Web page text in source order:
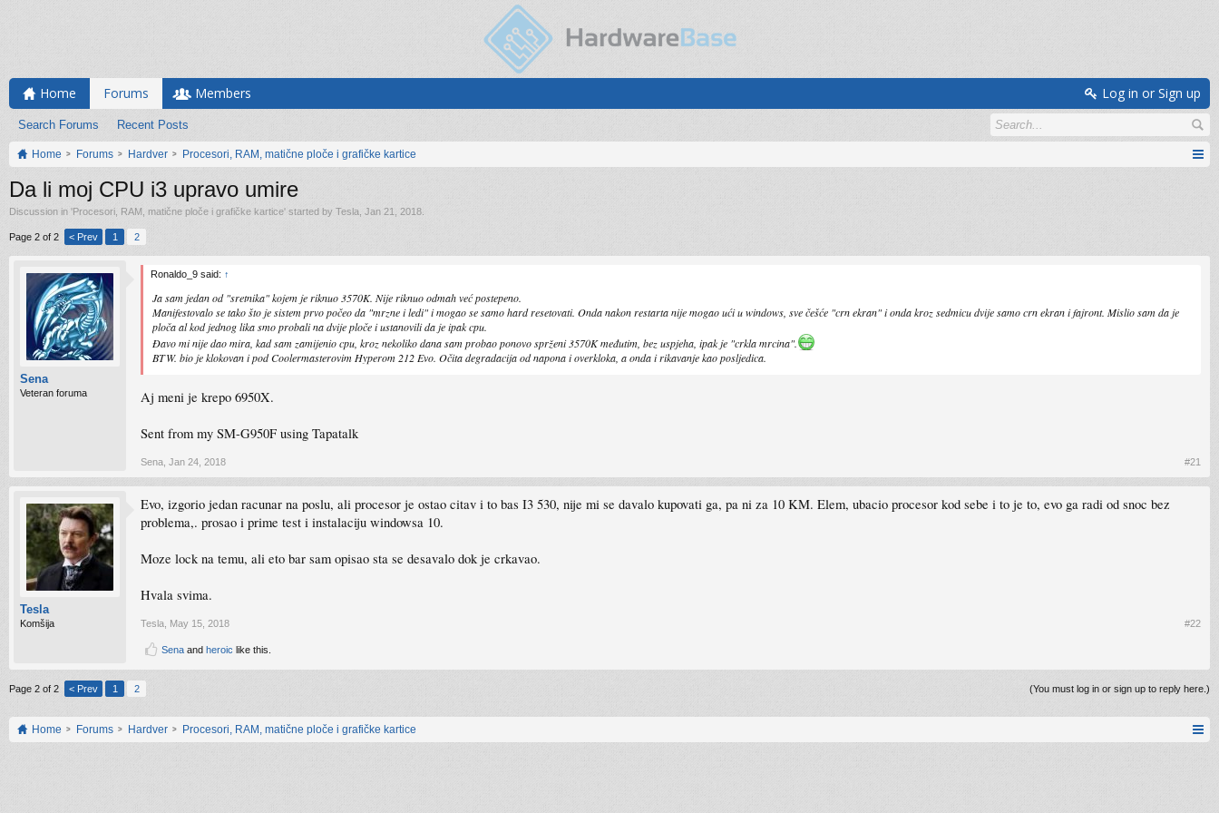
Home Forums
Search Forums Recent Posts
Members Log in or Sign up
Home Forums Hardver Procesori, RAM, matične ploče i grafičke kartice
Da li moj CPU i3 upravo umire
Discussion in 'Procesori, RAM, matične ploče i grafičke kartice' started by Tesla Jan 21, 2018
Page 2 of 2 < Prev 1 2
Sena
Veteran foruma
Ronaldo_9 said: ↑
Ja sam jedan od "sretnika" kojem je riknuo 3570K. Nije riknuo odmah već postepeno.
Manifestovalo se tako što je sistem prvo počeo da "mrzne i ledi" i mogao se samo hard resetovati. Onda nakon restarta nije mogao ući u windows, sve češće "crn ekran" i onda kroz sedmicu dvije samo crn ekran i fajront. Mislio sam da je
ploča al kod jednog lika smo probali na dvije ploče i ustanovili da je ipak cpu.
Đavo mi nije dao mira, kad sam zamijenio cpu, kroz nekoliko dana sam probao ponovo sprženi 3570K međutim, bez uspjeha, ipak je "crkla mrcina".
BTW. bio je klokovan i pod Coolermasterovim Hyperom 212 Evo. Očita degradacija od napona i overkloka, a onda i rikavanje kao posljedica.
Aj meni je krepo 6950X.
Sent from my SM-G950F using Tapatalk
Sena Jan 24, 2018 #21
Tesla
Komšija
Evo, izgorio jedan racunar na poslu, ali procesor je ostao citav i to bas I3 530, nije mi se davalo kupovati ga, pa ni za 10 KM. Elem, ubacio procesor kod sebe i to je to, evo ga radi od snoc bez
problema,. prosao i prime test i instalaciju windowsa 10.
Moze lock na temu, ali eto bar sam opisao sta se desavalo dok je crkavao.
Hvala svima.
Tesla May 15, 2018 #22
Sena and heroic like this.
(You must log in or sign up to reply here.)
Page 2 of 2 < Prev 1 2
Home Forums Hardver Procesori, RAM, matične ploče i grafičke kartice